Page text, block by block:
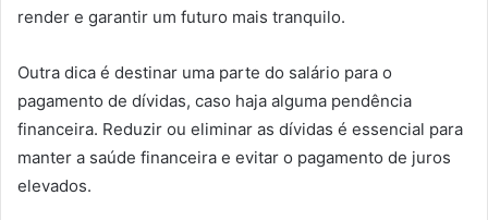
render e garantir um futuro mais tranquilo.
Outra dica é destinar uma parte do salário para o
pagamento de dívidas, caso haja alguma pendência
financeira. Reduzir ou eliminar as dívidas é essencial para
manter a saúde financeira e evitar o pagamento de juros
elevados.